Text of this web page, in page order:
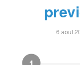
6 août